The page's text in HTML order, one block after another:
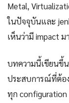
Metal,
ในปัจจุบันและ
เห็นว่ามี impact
บทความนี้เขียนขึ้
ประสบการณ์ที่ต้อ
ทุก